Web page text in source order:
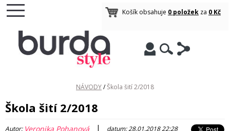
Košík obsahuje 0 položek za 0 Kč
NÁVODY/Škola šití 2/2018
Škola šití 2/2018
Autor: Veronika Pohanová | datum: 28.01.2018 22:28